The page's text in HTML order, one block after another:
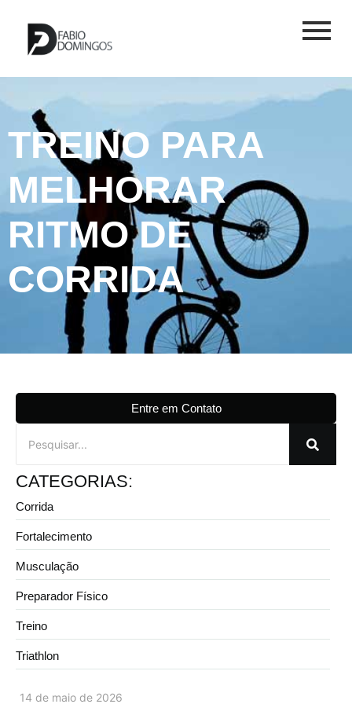
TREINO PARA
MELHORAR
RITMO DE
CORRIDA
14 de maio de 2026
Entre em Contato
CATEGORIAS:
Corrida
Fortalecimento
Musculação
Preparador Físico
Treino
Triathlon